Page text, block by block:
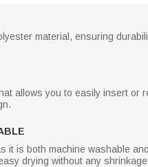
material, ensuring
allows you to easily insert or
it is both machine washable
drying without any